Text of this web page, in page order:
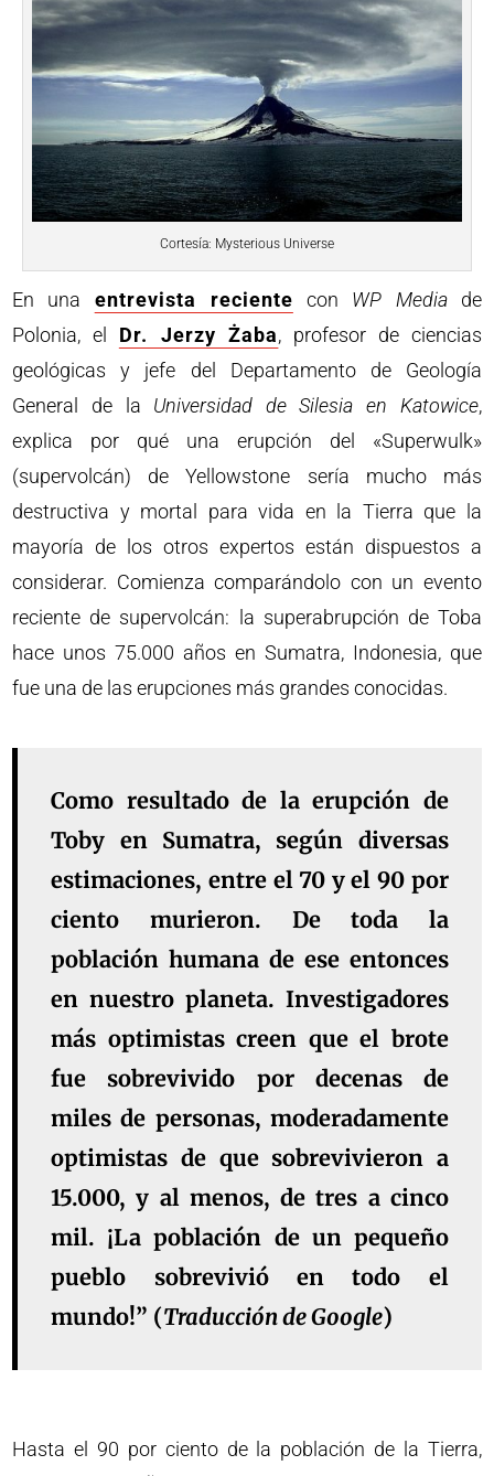
Cortesía: Mysterious Universe
En una entrevista reciente con WP Mediade
Polonia, el Dr. Jerzy Żaba, profesor de ciencias
geológicas y jefe del Departamento de Geología
General de la Universidad de Silesia en Katowice,
explica por qué una erupción del «Superwulk»
(supervolcán) de Yellowstone sería mucho más
destructiva y mortal para vida en la Tierra que la
mayoría de los otros expertos están dispuestos a
considerar. Comienza comparándolo con un evento
reciente de supervolcán: la superabrupción de Toba
hace unos 75.000 años en Sumatra, Indonesia, que
fue una de las erupciones más grandes conocidas.
Como resultado de la erupción de
Toby en Sumatra, según diversas
estimaciones, entre el 70 y el 90 por
ciento murieron. De toda la
población humana de ese entonces
en nuestro planeta. Investigadores
más optimistas creen que el brote
fue sobrevivido por decenas de
miles de personas, moderadamente
optimistas de que sobrevivieron a
15.000, y al menos, de tres a cinco
mil. ¡La población de un pequeño
pueblo sobrevivió en todo el
mundo!” (Traducción de Google)
Hasta el 90 por ciento de la población de la Tierra,